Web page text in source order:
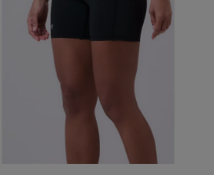
Intervalados de Velocidade
Bestsellers
Novidades